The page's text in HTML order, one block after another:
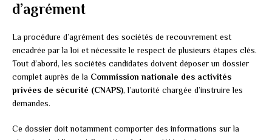
d’agrément
La procédure d’agrément des sociétés de recouvrement est
encadrée par la loi et nécessite le respect de plusieurs étapes clés.
Tout d’abord, les sociétés candidates doivent déposer un dossier
complet auprès de la Commission nationale des activités
privées de sécurité (CNAPS), l’autorité chargée d’instruire les
demandes.
Ce dossier doit notamment comporter des informations sur la